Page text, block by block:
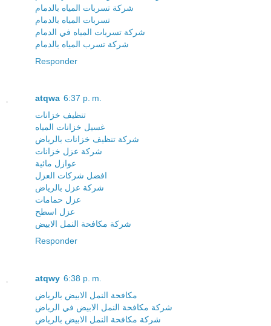
شركة تسربات المياه بالدمام
تسربات المياه بالدمام
شركة تسربات المياه في الدمام
شركة تسرب المياه بالدمام
Responder
atqwa 6:37 p. m.
تنظيف خزانات
غسيل خزانات المياه
شركة تنظيف خزانات بالرياض
شركة عزل خزانات
عوازل مائية
افضل شركات العزل
شركة عزل بالرياض
عزل حمامات
عزل اسطح
شركة مكافحة النمل الابيض
Responder
atqwy 6:38 p. m.
مكافحة النمل الابيض بالرياض
شركة مكافحة النمل الابيض في الرياض
شركة مكافحة النمل الابيض بالرياض